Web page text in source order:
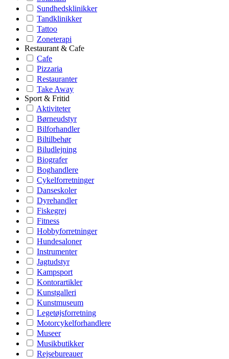
Sundhedsklinikker
Tandklinikker
Tattoo
Zoneterapi
Restaurant & Cafe
Cafe
Pizzaria
Restauranter
Take Away
Sport & Fritid
Aktiviteter
Børneudstyr
Bilforhandler
Biltilbehør
Biludlejning
Biografer
Boghandlere
Cykelforretninger
Danseskoler
Dyrehandler
Fiskegrej
Fitness
Hobbyforretninger
Hundesaloner
Instrumenter
Jagtudstyr
Kampsport
Kontorartikler
Kunstgalleri
Kunstmuseum
Legetøjsforretning
Motorcykelforhandlere
Museer
Musikbutikker
Rejsebureauer